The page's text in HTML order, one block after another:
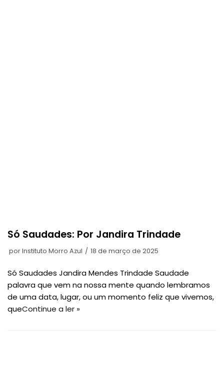
Só Saudades: Por Jandira Trindade
porInstituto Morro Azul 18 de março de 2025
Só Saudades Jandira Mendes Trindade Saudade
palavra que vem na nossa mente quando lembramos
de uma data, lugar, ou um momento feliz que vivemos,
queContinue a ler »